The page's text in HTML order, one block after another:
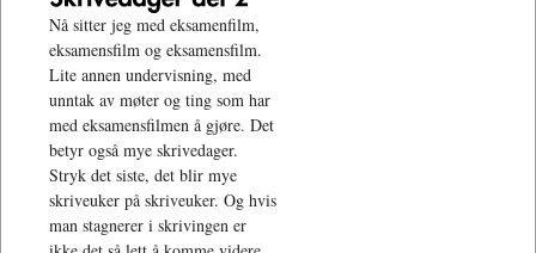
Nå sitter jeg med eksamenfilm,
eksamensfilm og eksamensfilm.
Lite annen undervisning, med
unntak av møter og ting som har
med eksamensfilmen å gjøre. Det
betyr også mye skrivedager.
Stryk det siste, det blir mye
skriveuker på skriveuker. Og hvis
man stagnerer i skrivingen er